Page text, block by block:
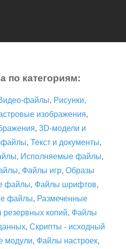
по категориям:
файлы, Рисунки,
изображения,
, 3D-модели и
файлы, Текст и документы,
, Исполняемые файлы,
, Файлы игр, Образы
файлы, Файлы шрифтов,
файлы, Размеченные
копий, Файлы
, Скрипты - исходный
модули, Файлы настроек,